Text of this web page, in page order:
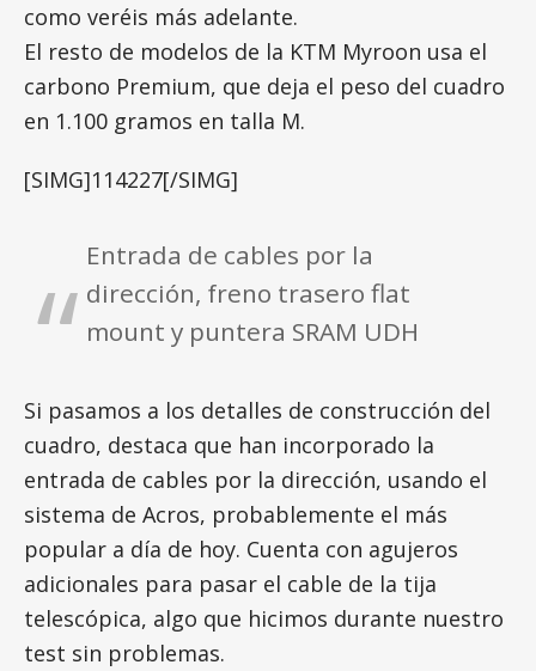
como veréis más adelante.
El resto de modelos de la KTM Myroon usa el
carbono Premium, que deja el peso del cuadro
en 1.100 gramos en talla M.
[SIMG]114227[/SIMG]
Entrada de cables por la
dirección, freno trasero flat
mount y puntera SRAM UDH
Si pasamos a los detalles de construcción del
cuadro, destaca que han incorporado la
entrada de cables por la dirección, usando el
sistema de Acros, probablemente el más
popular a día de hoy. Cuenta con agujeros
adicionales para pasar el cable de la tija
telescópica, algo que hicimos durante nuestro
test sin problemas.